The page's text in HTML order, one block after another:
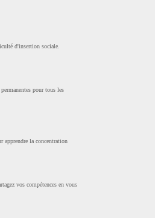
d'insertion sociale.
pour tous les
apprendre la concentration
vos compétences en vous